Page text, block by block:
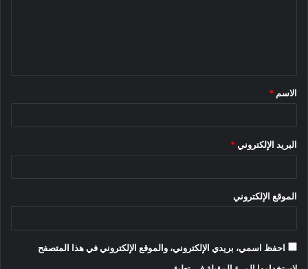
*
الاسم *
البريد الإلكتروني *
الموقع الإلكتروني
احفظ اسمي، بريدي الإلكتروني، والموقع الإلكتروني في هذا المتصفح